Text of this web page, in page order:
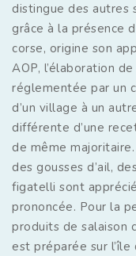
distingue des autres
grâce à la présence
corse, origine son
AOP, l’élaboration
réglementée par un
d’un village à un
différente d’une
de même
des gousses d’ail,
figatelli sont
prononcée. Pour la
produits de salaison
est préparée sur